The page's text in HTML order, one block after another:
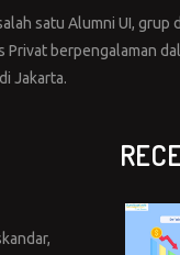
satu Alumni UI,
Privat berpengalaman
Jakarta.